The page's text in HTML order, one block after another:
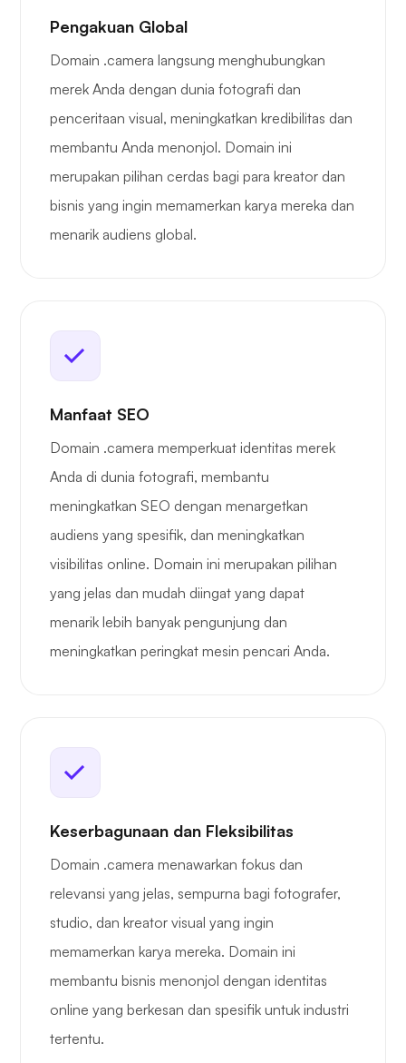
Pengakuan Global
Domain .camera langsung menghubungkan
merek Anda dengan dunia fotografi dan
penceritaan visual, meningkatkan kredibilitas dan
membantu Anda menonjol. Domain ini
merupakan pilihan cerdas bagi para kreator dan
bisnis yang ingin memamerkan karya mereka dan
menarik audiens global.
Manfaat SEO
Domain .camera memperkuat identitas merek
Anda di dunia fotografi, membantu
meningkatkan SEO dengan menargetkan
audiens yang spesifik, dan meningkatkan
visibilitas online. Domain ini merupakan pilihan
yang jelas dan mudah diingat yang dapat
menarik lebih banyak pengunjung dan
meningkatkan peringkat mesin pencari Anda.
Keserbagunaan dan Fleksibilitas
Domain .camera menawarkan fokus dan
relevansi yang jelas, sempurna bagi fotografer,
studio, dan kreator visual yang ingin
memamerkan karya mereka. Domain ini
membantu bisnis menonjol dengan identitas
online yang berkesan dan spesifik untuk industri
tertentu.